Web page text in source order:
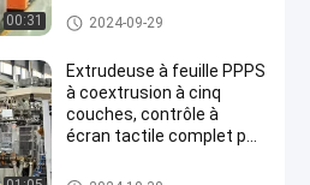
00:31
mm
Machine en plastique de Ther
moforming
2024-09-29
Extrudeuse à feuille PPPS
à coextrusion à cinq
couches, contrôle à
écran tactile complet par
machine en plastique d'extrusi